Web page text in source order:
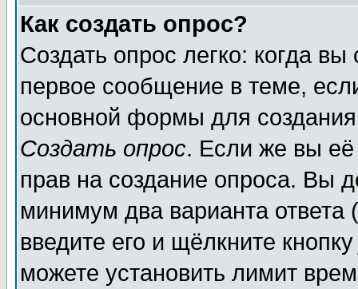
Как создать опрос?
Создать опрос легко: когда
первое сообщение в теме,
основной формы для
Создать опрос. Если же вы её
прав на создание опроса. Вы
минимум два варианта ответа
введите его и щёлкните
можете установить лимит